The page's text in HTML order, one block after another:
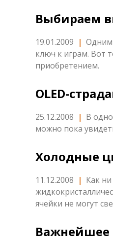
Выбираем
19.01.2009 | Одним
ключ к играм. Вот
приобретением.
OLED-
25.12.2008 | В
можно пока
Холодные
11.12.2008 | Как
ячейки не могут
Важнейшее